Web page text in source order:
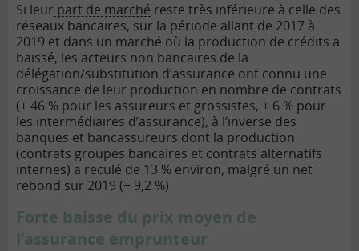
Si leur part de marché reste très inférieure à celle des
réseaux bancaires, sur la période allant de 2017 à
2019 et dans un marché où la production de crédits a
baissé, les acteurs non bancaires de la
délégation/substitution d’assurance ont connu une
croissance de leur production en nombre de contrats
(+ 46 % pour les assureurs et grossistes, + 6 % pour
les intermédiaires d’assurance), à l’inverse des
banques et bancassureurs dont la production
(contrats groupes bancaires et contrats alternatifs
internes) a reculé de 13 % environ, malgré un net
rebond sur 2019 (+ 9,2 %)
Forte baisse du prix moyen de
l’assurance emprunteur